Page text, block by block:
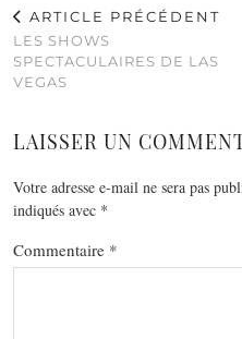
ARTICLE PRÉCÉDENT
LES SHOWS
SPECTACULAIRES DE LAS
VEGAS
LAISSER UN
Votre adresse e-mail ne sera pas
indiqués avec *
Commentaire *